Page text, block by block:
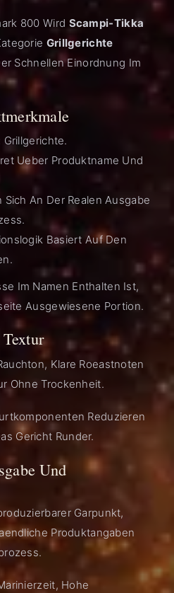
800 Wird Scampi-Tikka
Grillgerichte
Schnellen Einordnung Im
Ueber Produktname Und
An Der Realen Ausgabe
Basiert Auf Den
Im Namen Enthalten Ist,
Ausgewiesene Portion.
Klare Roeastnoten
Ohne Trockenheit.
Reduzieren
Gericht Runder.
Und
Garpunkt,
Produktangaben
Hohe